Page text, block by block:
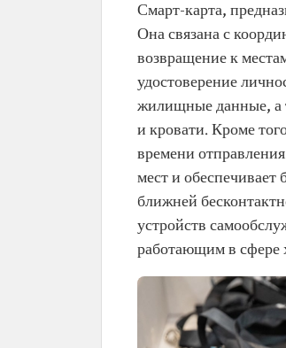
Смарт-карта,
Она связана с
возвращение к
удостоверение
жилищные данные, а
и кровати. Кроме
времени
мест и
ближней
устройств
работающим в сфере